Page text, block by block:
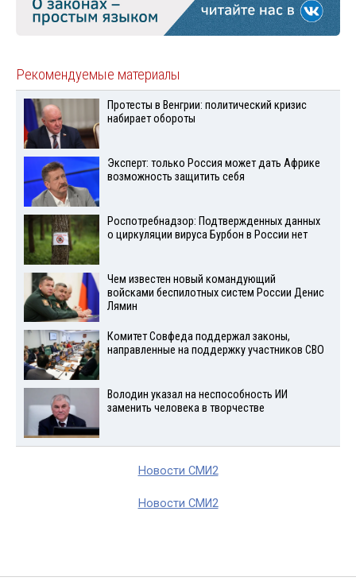
Рекомендуемые материалы
Протесты в Венгрии: политический кризис
набирает обороты
Эксперт: только Россия может дать Африке
возможность защитить себя
Роспотребнадзор: Подтвержденных данных
о циркуляции вируса Бурбон в России нет
Чем известен новый командующий
войсками беспилотных систем России Денис
Лямин
Комитет Совфеда поддержал законы,
направленные на поддержку участников СВО
Володин указал на неспособность ИИ
заменить человека в творчестве
Новости СМИ2
Новости СМИ2